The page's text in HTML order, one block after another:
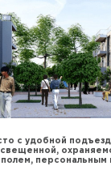
с удобной
персональным